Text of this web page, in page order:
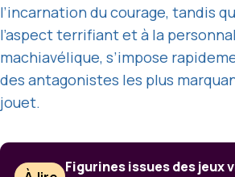
l’incarnation du courage, tandis
l’aspect terrifiant et à la
machiavélique, s’impose
des antagonistes les plus
jouet.
Figurines issues des jeux